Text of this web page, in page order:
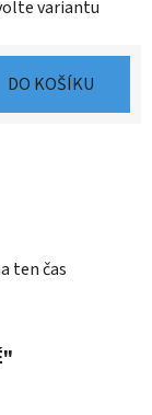
variantu
DO KOŠÍKU
ten čas